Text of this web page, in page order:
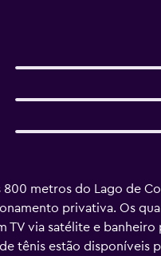
metros do Lago de
privativa. Os
TV via satélite e banheiro
tênis estão disponíveis